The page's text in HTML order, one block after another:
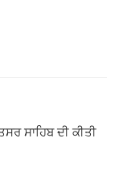
ਸਾਹਿਬ ਦੀ ਕੀਤੀ